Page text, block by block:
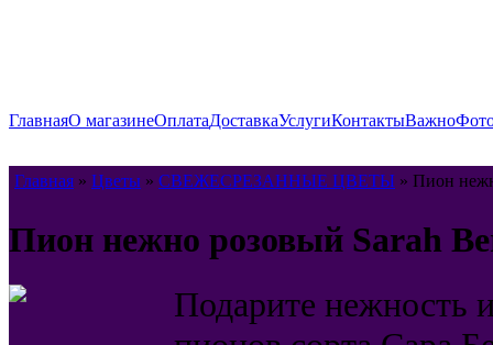
ГлавнаяО магазинеОплатаДоставкаУслугиКонтактыВажно
Главная » Цветы » СВЕЖЕСРЕЗАННЫЕ ЦВЕТЫ » Пион
Пион нежно розовый Sarah
Подарите нежность